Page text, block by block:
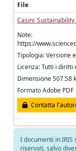
File
Note:
https://
Tipologia: Versione
Licenza: Tutti i
Dimensione 507.58
Formato Adobe PDF
Contatta
I documenti in
riservati, salvo